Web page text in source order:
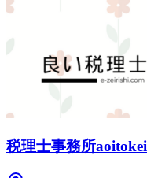
税理士事務所aoitokei